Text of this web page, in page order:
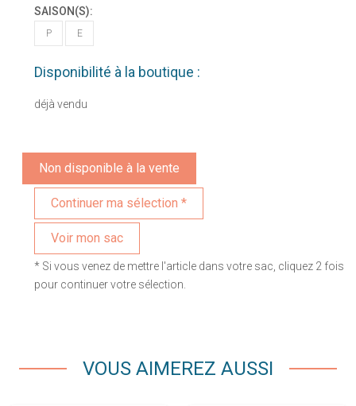
SAISON(S):
P E
Disponibilité à la boutique :
déjà vendu
Non disponible à la vente
Voir mon sac
* Si vous venez de mettre l'article dans votre sac, cliquez 2 fois
pour continuer votre sélection.
VOUS AIMEREZ AUSSI